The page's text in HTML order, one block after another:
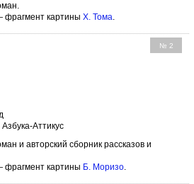
фрагмент картины Х. Тома.
№ 2
Аттикус
и авторский сборник рассказов и
фрагмент картины Б. Моризо.